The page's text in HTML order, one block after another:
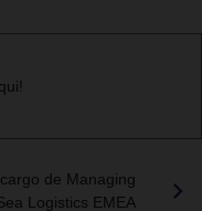
de Managing
Logistics EMEA